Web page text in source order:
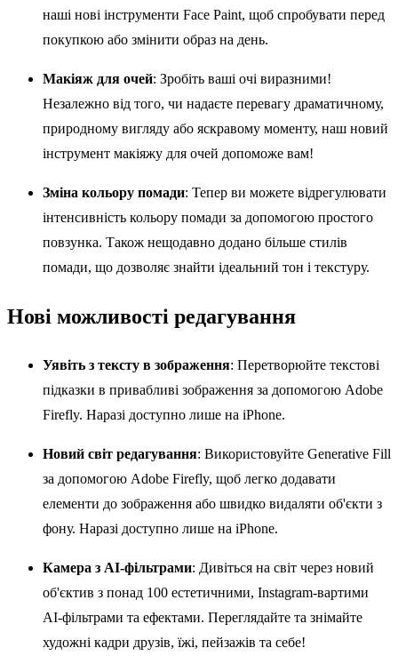
наші нові інструменти Face Paint, щоб спробувати перед
покупкою або змінити образ на день.
Макіяж для очей: Зробіть ваші очі виразними!
Незалежно від того, чи надаєте перевагу драматичному,
природному вигляду або яскравому моменту, наш новий
інструмент макіяжу для очей допоможе вам!
Зміна кольору помади: Тепер ви можете відрегулювати
інтенсивність кольору помади за допомогою простого
повзунка. Також нещодавно додано більше стилів
помади, що дозволяє знайти ідеальний тон і текстуру.
Нові можливості редагування
Уявіть з тексту в зображення: Перетворюйте текстові
підказки в привабливі зображення за допомогою Adobe
Firefly. Наразі доступно лише на iPhone.
Новий світ редагування: Використовуйте Generative Fill
за допомогою Adobe Firefly, щоб легко додавати
елементи до зображення або швидко видаляти об'єкти з
фону. Наразі доступно лише на iPhone.
Камера з AI-фільтрами: Дивіться на світ через новий
об'єктив з понад 100 естетичними, Instagram-вартими
AI-фільтрами та ефектами. Переглядайте та знімайте
художні кадри друзів, їжі, пейзажів та себе!